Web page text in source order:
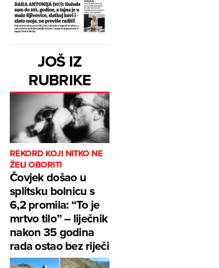
JOŠ IZ
RUBRIKE
REKORD KOJI NITKO NE
ŽELI OBORITI
Čovjek došao u
splitsku bolnicu s
6,2 promila: “To je
mrtvo tilo” – liječnik
nakon 35 godina
rada ostao bez riječi